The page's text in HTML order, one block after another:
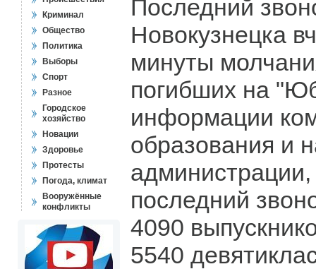
Криминал
Общество
Политика
Выборы
Спорт
Разное
Городское
хозяйство
Новации
Здоровье
Протесты
Погода, климат
Вооружённые
конфликты
Последний
Новокузнецка
минуты
погибших на
информации
образования и
администрации,
последний
4090
5540